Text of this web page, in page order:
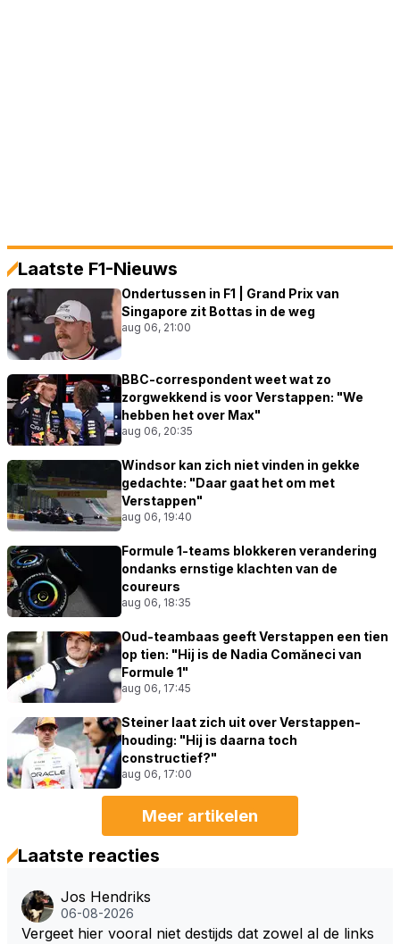
Laatste F1-Nieuws
Ondertussen in F1 | Grand Prix van
Singapore zit Bottas in de weg
aug 06, 21:00
BBC-correspondent weet wat zo
zorgwekkend is voor Verstappen: "We
hebben het over Max"
aug 06, 20:35
Windsor kan zich niet vinden in gekke
gedachte: "Daar gaat het om met
Verstappen"
aug 06, 19:40
Formule 1-teams blokkeren verandering
ondanks ernstige klachten van de
coureurs
aug 06, 18:35
Oud-teambaas geeft Verstappen een tien
op tien: "Hij is de Nadia Comăneci van
Formule 1"
aug 06, 17:45
Steiner laat zich uit over Verstappen-
houding: "Hij is daarna toch
constructief?"
aug 06, 17:00
Meer artikelen
Laatste reacties
Jos Hendriks
06-08-2026
Vergeet hier vooral niet destijds dat zowel al de links